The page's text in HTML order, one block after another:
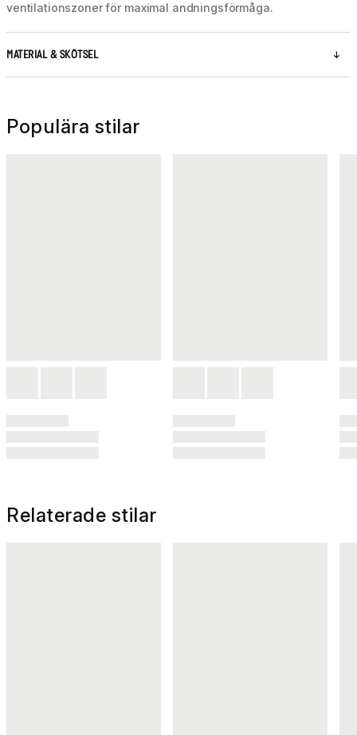
ventilationszoner för maximal andningsförmåga.
MATERIAL & SKÖTSEL
Populära stilar
Relaterade stilar